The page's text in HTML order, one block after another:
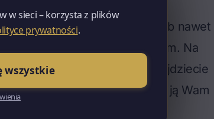
to 80, 100, 120 lub nawet
na Śląsku, jest to 100 cm. Na
– więcej. Tę informację znajdziecie
budowlanym albo dostarczy ją Wam
w sieci – korzysta z plików
prywatności.
wszystkie